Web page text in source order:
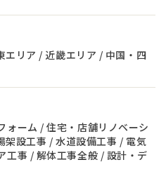
エリア / 近畿エリア / 中国・四
ォーム / 住宅・店舗リノベーシ
架設工事 / 水道設備工事 / 電気
工事 / 解体工事全般 / 設計・デ